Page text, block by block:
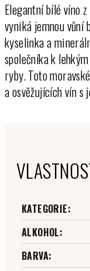
Elegantní bílé víno
vyniká jemnou vůní
kyselinka a
společníka k
ryby. Toto
a osvěžujících vín
KATEGORIE:
ALKOHOL:
BARVA: